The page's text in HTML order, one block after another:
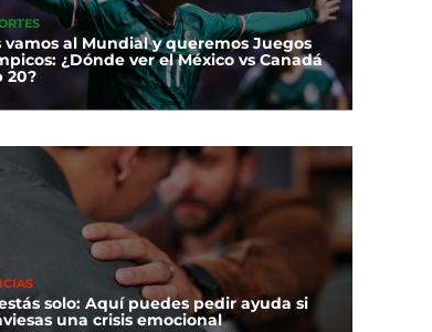
vamos al Mundial y queremos Juegos
¿Dónde ver el México vs Canadá
20?
solo: Aquí puedes pedir ayuda si
una crisis emocional